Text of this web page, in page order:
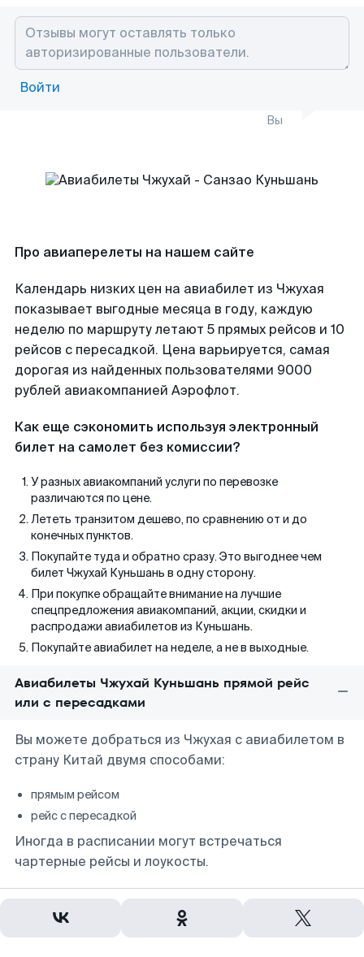
Войти
Вы
Про авиаперелеты на нашем сайте
Календарь низких цен на авиабилет из Чжухая
показывает выгодные месяца в году, каждую
неделю по маршруту летают 5 прямых рейсов и 10
рейсов с пересадкой. Цена варьируется, самая
дорогая из найденных пользователями 9000
рублей авиакомпанией Аэрофлот.
Как еще сэкономить используя электронный
билет на самолет без комиссии?
У разных авиакомпаний услуги по перевозке
различаются по цене.
Лететь транзитом дешево, по сравнению от и до
конечных пунктов.
Покупайте туда и обратно сразу. Это выгоднее чем
билет Чжухай Куньшань в одну сторону.
При покупке обращайте внимание на лучшие
спецпредложения авиакомпаний, акции, скидки и
распродажи авиабилетов из Куньшань.
Покупайте авиабилет на неделе, а не в выходные.
Авиабилеты Чжухай Куньшань прямой рейс
или с пересадками
Вы можете добраться из Чжухая с авиабилетом в
страну Китай двумя способами:
прямым рейсом
рейс с пересадкой
Иногда в расписании могут встречаться
чартерные рейсы и лоукосты.